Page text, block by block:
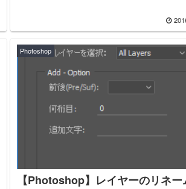
Photoshop
【Photoshop】レイヤーのリネー